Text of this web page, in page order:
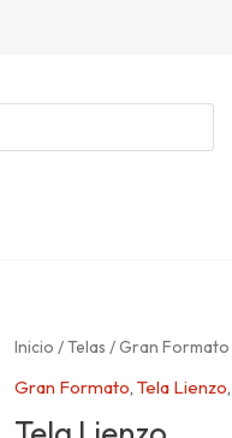
Inicio /Telas /Gran Formato
Gran Formato, Tela Lienzo,
Tela